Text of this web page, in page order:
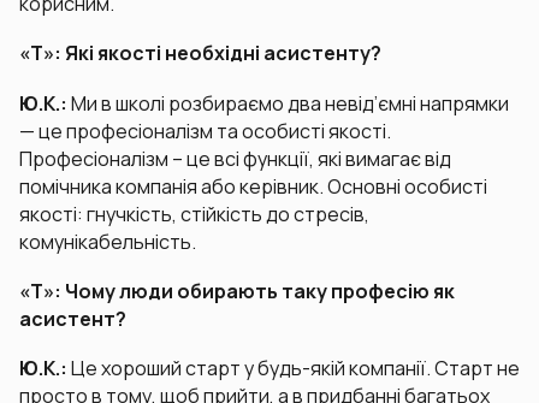
«Т»: Які якості необхідні асистенту?
Ю.К.: Ми в школі розбираємо два невід’ємні напрямки
— це професіоналізм та особисті якості.
Професіоналізм – це всі функції, які вимагає від
помічника компанія або керівник. Основні особисті
якості: гнучкість, стійкість до стресів,
комунікабельність.
«Т»: Чому люди обирають таку професію як
асистент?
Ю.К.: Це хороший старт у будь-якій компанії. Старт не
просто в тому, щоб прийти, а в придбанні багатьох